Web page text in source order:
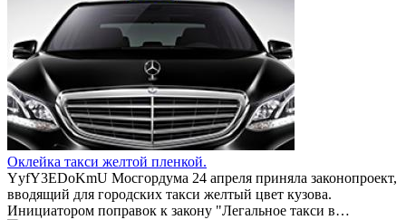
Оклейка такси желтой пленкой.
YyfY3EDoKmU Мосгордума 24 апреля приняла законопроект,
вводящий для городских такси желтый цвет кузова.
Инициатором поправок к закону "Легальное такси в…